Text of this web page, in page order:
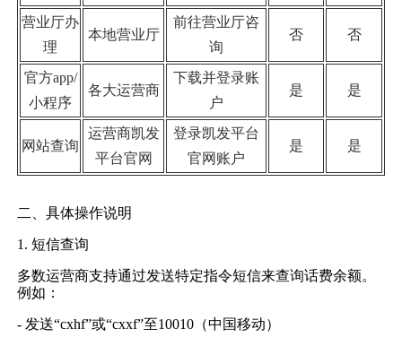
营业厅办
理
本地营业厅
前往营业厅咨
询
否 否
官方app/
小程序
各大运营商
下载并登录账
户
是 是
网站查询
运营商凯发
平台官网
登录凯发平台
官网账户
是 是
二、具体操作说明
1. 短信查询
多数运营商支持通过发送特定指令短信来查询话费余额。
例如：
- 发送“cxhf”或“cxxf”至10010（中国移动）